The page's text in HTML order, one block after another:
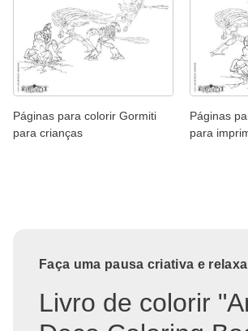
Páginas para colorir Gormiti
para crianças
Páginas
para
Faça uma pausa criativa e
Livro de colorir